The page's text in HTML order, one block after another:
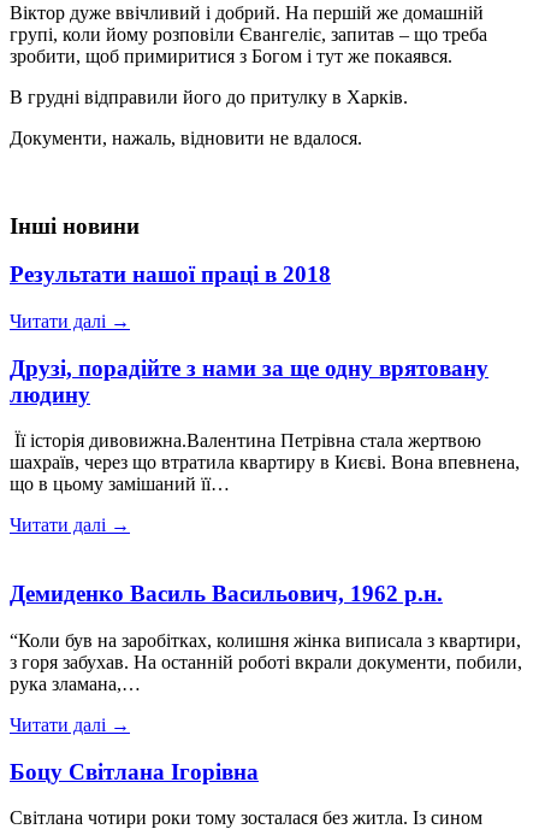
Віктор дуже ввічливий і добрий. На першій же домашній
групі, коли йому розповіли Євангеліє, запитав – що треба
зробити, щоб примиритися з Богом і тут же покаявся.
В грудні відправили його до притулку в Харків.
Документи, нажаль, відновити не вдалося.
Інші новини
Результати нашої праці в 2018
Читати далі →
Друзі, порадійте з нами за ще одну врятовану
людину
Її історія дивовижна.Валентина Петрівна стала жертвою
шахраїв, через що втратила квартиру в Києві. Вона впевнена,
що в цьому замішаний її…
Читати далі →
Демиденко Василь Васильович, 1962 р.н.
“Коли був на заробітках, колишня жінка виписала з квартири,
з горя забухав. На останній роботі вкрали документи, побили,
рука зламана,…
Читати далі →
Боцу Світлана Ігорівна
Світлана чотири роки тому зосталася без житла. Із сином